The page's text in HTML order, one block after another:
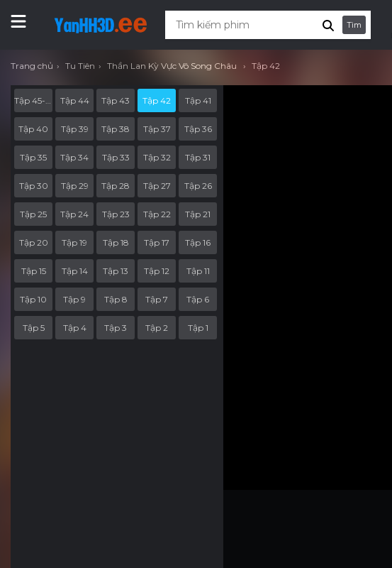
Tìm
Trang chủ Tu Tiên Thần Lan Kỳ Vực Vô Song Châu Tập 42
Tập 44 Tập 43 Tập 42 Tập 41
Tập 40 Tập 39 Tập 38 Tập 37 Tập 36
Tập 35 Tập 34 Tập 33 Tập 32 Tập 31
Tập 30 Tập 29 Tập 28 Tập 27 Tập 26
Tập 25 Tập 24 Tập 23 Tập 22 Tập 21
Tập 20 Tập 19 Tập 18 Tập 17 Tập 16
Tập 15 Tập 14 Tập 13 Tập 12 Tập 11
Tập 10 Tập 9 Tập 8 Tập 7 Tập 6
Tập 5 Tập 4 Tập 3 Tập 2 Tập 1